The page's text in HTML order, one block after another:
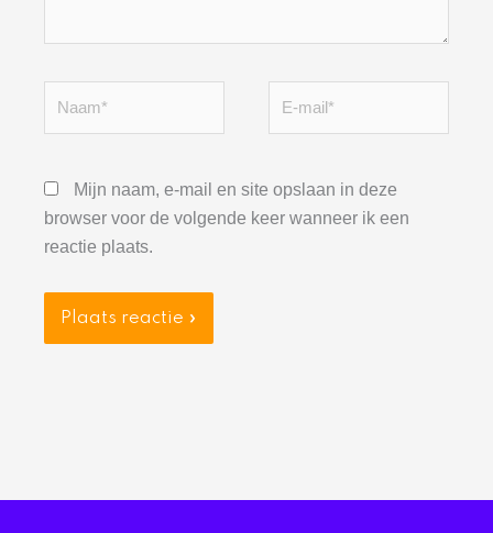
Mijn naam, e-mail en site opslaan in deze
browser voor de volgende keer wanneer ik een
reactie plaats.